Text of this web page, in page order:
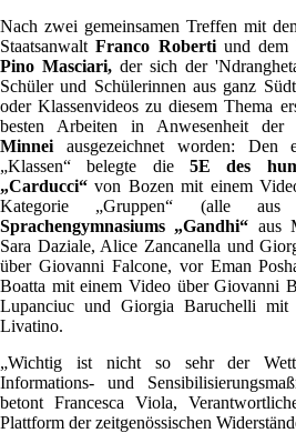
Nach zwei gemeinsamen Treffen mit
StaatsanwaltFranco Robertiund dem
Pino Masciari, der sich der
Schüler und Schülerinnen aus ganz
oder Klassenvideos zu diesem Thema
besten Arbeiten in Anwesenheit der
Minnei ausgezeichnet worden: Den
„Klassen“ belegte die 5E des
„Carducci“ von Bozen mit einem
Kategorie „Gruppen“ (alle
Sprachengymnasiums „Gandhi“ aus
Sara Daziale, Alice Zancanella und
über Giovanni Falcone, vor Eman
Boatta mit einem Video über Giovanni
Lupanciuc und Giorgia Baruchelli mit
Livatino.
„Wichtig ist nicht so sehr der
Informations- und
betont Francesca Viola,
Plattform der zeitgenössischen